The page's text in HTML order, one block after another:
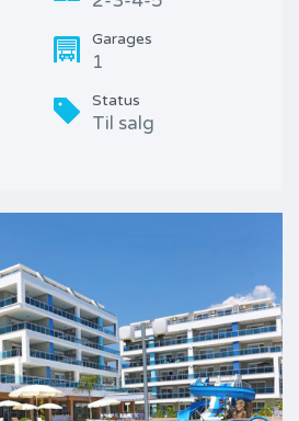
Garages
1
Status
Til salg